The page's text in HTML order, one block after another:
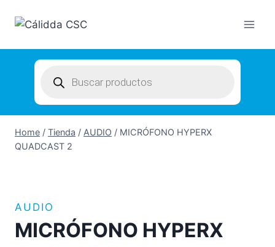
search
Home / Tienda / AUDIO / MICRÓFONO HYPERX
QUADCAST 2
AUDIO
MICRÓFONO HYPERX